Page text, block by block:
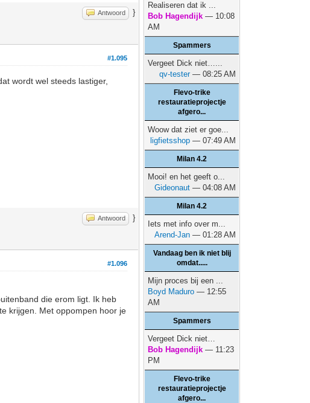
Antwoord }
#1.095
wordt wel steeds lastiger,
Antwoord }
#1.096
die erom ligt. Ik heb
krijgen. Met oppompen hoor je
Realiseren dat ik ...
Bob Hagendijk — 10:08
AM
Spammers
Vergeet Dick niet…...
qv-tester— 08:25 AM
Flevo-trike
restauratieprojectje
afgero...
Woow dat ziet er goe...
ligfietsshop — 07:49 AM
Milan 4.2
Mooi! en het geeft o...
Gideonaut — 04:08 AM
Milan 4.2
Iets met info over m...
Arend-Jan — 01:28 AM
Vandaag ben ik niet blij
omdat.....
Mijn proces bij een ...
Boyd Maduro — 12:55
AM
Spammers
Vergeet Dick niet…
Bob Hagendijk — 11:23
PM
Flevo-trike
restauratieprojectje
afgero...